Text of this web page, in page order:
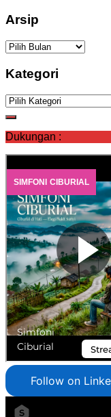
Arsip
Arsip
Kategori
Kategori
Dukungan :
Follow on